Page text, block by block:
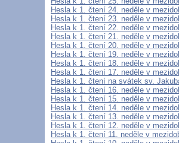
Hesla k 1. čtení 24. neděle v
Hesla k 1. čtení 23. neděle v
Hesla k 1. čtení 22. neděle v
Hesla k 1. čtení 21. neděle v
Hesla k 1. čtení 20. neděle v
Hesla k 1. čtení 19. neděle v
Hesla k 1. čtení 18. neděle v
Hesla k 1. čtení 17. neděle v
Hesla k 1. čtení na svátek sv.
Hesla k 1. čtení 16. neděle v
Hesla k 1. čtení 15. neděle v
Hesla k 1. čtení 14. neděle v
Hesla k 1. čtení 13. neděle v
Hesla k 1. čtení 12. neděle v
Hesla k 1. čtení 11. neděle v